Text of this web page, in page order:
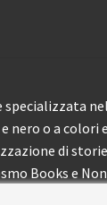
specializzata
nero o a
di
Books e